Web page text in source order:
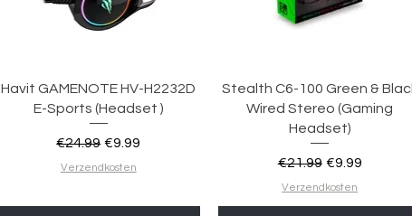
Quick View
Havit GAMENOTE HV-H2232D
E-Sports (Headset )
Regular Price
€24.99 Sale Price
€9.99
Verzendkosten
Quick View
Stealth C6-100 Green &
Wired Stereo (Gaming
Headset)
Regular Price
€21.99 Sale Price
€9.99
Verzendkosten